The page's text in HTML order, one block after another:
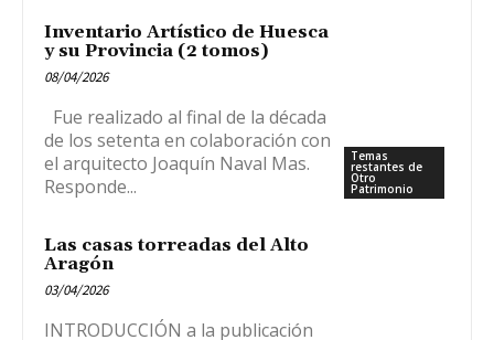
Temas
restantes de
Otro
Patrimonio
Inventario Artístico de Huesca
y su Provincia (2 tomos)
08/04/2026
de los setenta en colaboración con
el arquitecto Joaquín Naval Mas.
Responde...
Las casas torreadas del Alto
Aragón
03/04/2026
INTRODUCCIÓN a la publicación